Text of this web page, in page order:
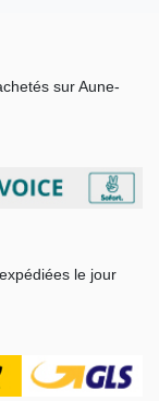
sur Aune-
le jour